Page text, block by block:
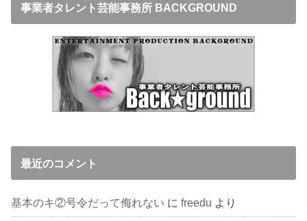
事業者タレント芸能事務所 BACKGROUND
最近のコメント
基本のキ②号令だって侮れない にfreedu より